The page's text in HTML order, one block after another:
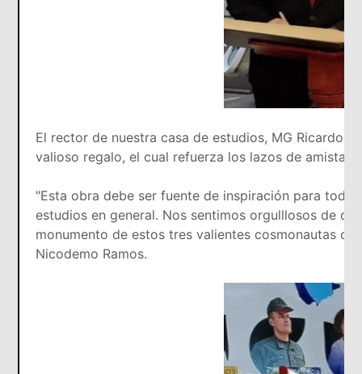
El rector de nuestra casa de estudios, MG Ricardo
valioso regalo, el cual refuerza los lazos de amistad
"Esta obra debe ser fuente de inspiración para
estudios en general. Nos sentimos orgulllosos de
monumento de estos tres valientes cosmonautas
Nicodemo Ramos.